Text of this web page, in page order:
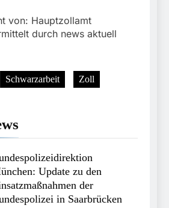
von: Hauptzollamt
durch news aktuell
Schwarzarbeit Zoll
Update zu den
der
in Saarbrücken